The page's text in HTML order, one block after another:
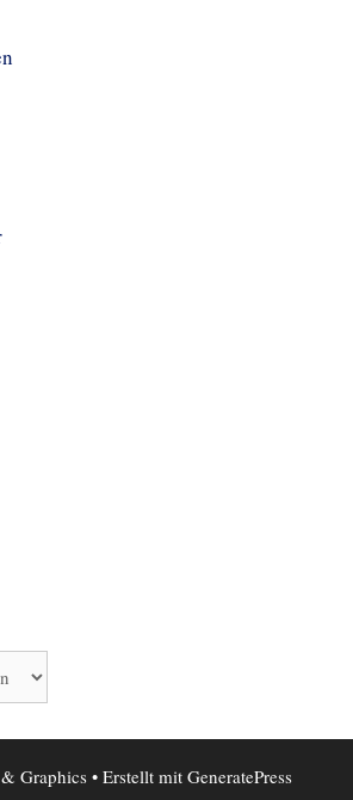
Graphics • Erstellt mit GeneratePress